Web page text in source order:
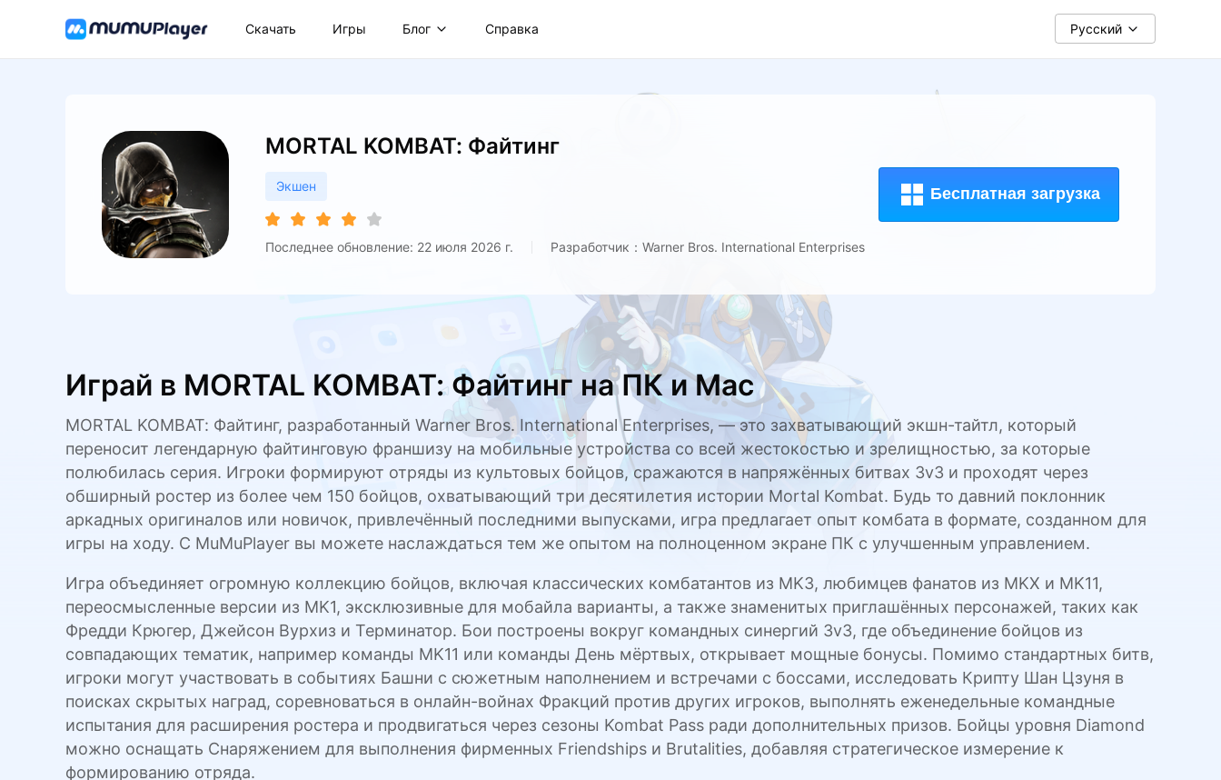
Скачать Игры Блог Справка Pусский
MORTAL KOMBAT: Файтинг
Экшен
Последнее обновление: 22 июля 2026 г. Разработчик：Warner Bros. International Enterprises
Бесплатная загрузка
Играй в MORTAL KOMBAT: Файтинг на ПК и Mac
MORTAL KOMBAT: Файтинг, разработанный Warner Bros. International Enterprises, — это захватывающий экшн-тайтл, который
переносит легендарную файтинговую франшизу на мобильные устройства со всей жестокостью и зрелищностью, за которые
полюбилась серия. Игроки формируют отряды из культовых бойцов, сражаются в напряжённых битвах 3v3 и проходят через
обширный ростер из более чем 150 бойцов, охватывающий три десятилетия истории Mortal Kombat. Будь то давний поклонник
аркадных оригиналов или новичок, привлечённый последними выпусками, игра предлагает опыт комбата в формате, созданном для
игры на ходу. С MuMuPlayer вы можете наслаждаться тем же опытом на полноценном экране ПК с улучшенным управлением.
Игра объединяет огромную коллекцию бойцов, включая классических комбатантов из MK3, любимцев фанатов из MKX и MK11,
переосмысленные версии из MK1, эксклюзивные для мобайла варианты, а также знаменитых приглашённых персонажей, таких как
Фредди Крюгер, Джейсон Вурхиз и Терминатор. Бои построены вокруг командных синергий 3v3, где объединение бойцов из
совпадающих тематик, например команды MK11 или команды День мёртвых, открывает мощные бонусы. Помимо стандартных битв,
игроки могут участвовать в событиях Башни с сюжетным наполнением и встречами с боссами, исследовать Крипту Шан Цзуня в
поисках скрытых наград, соревноваться в онлайн-войнах Фракций против других игроков, выполнять еженедельные командные
испытания для расширения ростера и продвигаться через сезоны Kombat Pass ради дополнительных призов. Бойцы уровня Diamond
можно оснащать Снаряжением для выполнения фирменных Friendships и Brutalities, добавляя стратегическое измерение к
формированию отряда.